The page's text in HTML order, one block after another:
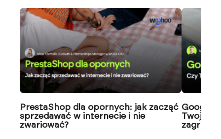
PrestaShop dla opornych: jak zacząć
sprzedawać w internecie i nie
zwariować?
Google
Twoja